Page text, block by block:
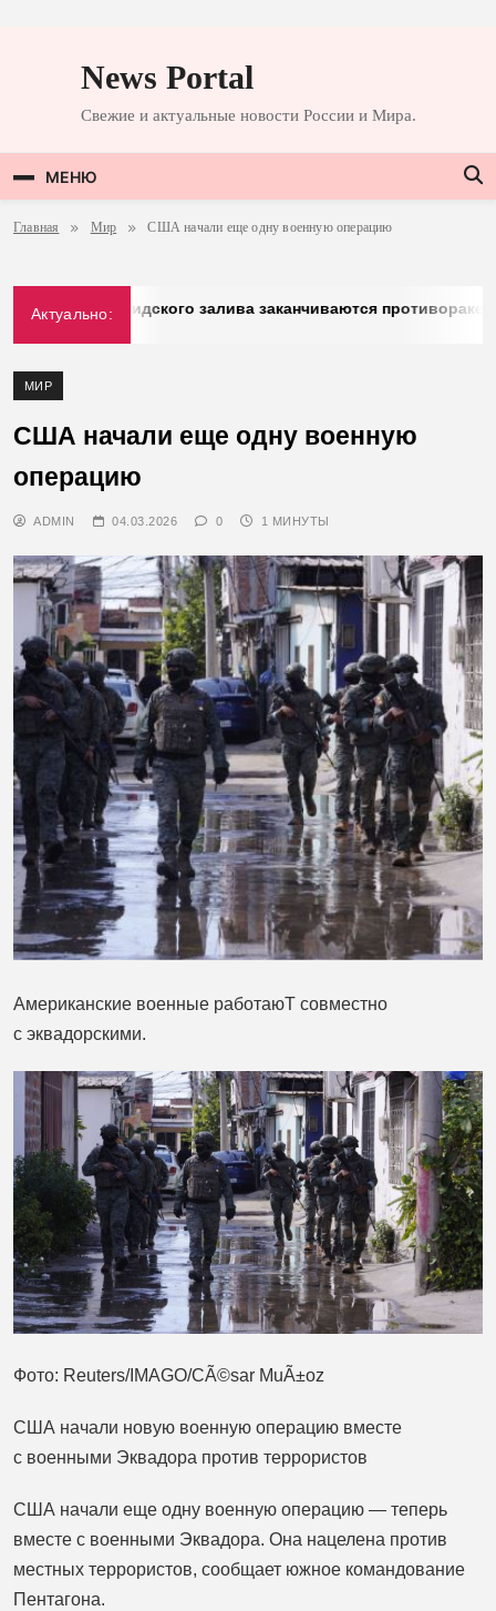
содержимомуNews Portal
Свежие и актуальные новости России и Мира.
МЕНЮ
Главная Мир США начали еще одну военную операцию
Актуально:
стран Персидского залива заканчиваются противоракеты
МИР
США начали еще одну военную
операцию
ADMIN 04.03.2026 0 1 МИНУТЫ
Американские военные работаюТ совместно
с эквадорскими.
Фото: Reuters/IMAGO/CÃ©sar MuÃ±oz
США начали новую военную операцию вместе
с военными Эквадора против террористов
США начали еще одну военную операцию — теперь
вместе с военными Эквадора. Она нацелена против
местных террористов, сообщает южное командование
Пентагона.